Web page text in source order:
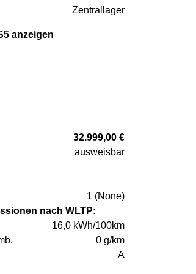
Zentrallager
anzeigen
32.999,00 €
ausweisbar
1 (None)
nach WLTP:
16,0 kWh/100km
0 g/km
A